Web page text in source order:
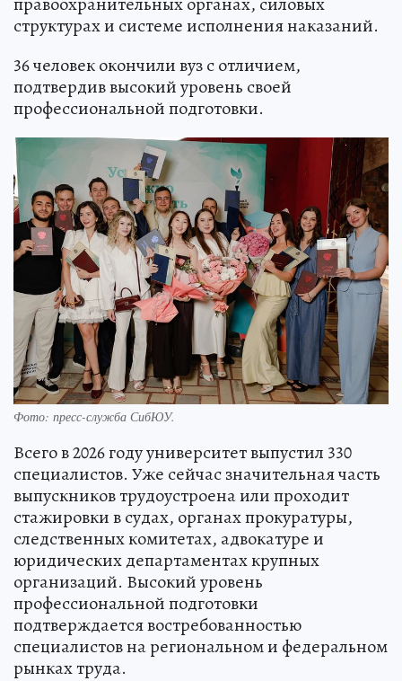
структурах и системе исполнения наказаний.
36 человек окончили вуз с отличием,
подтвердив высокий уровень своей
профессиональной подготовки.
Фото: пресс-служба СибЮУ.
Всего в 2026 году университет выпустил 330
специалистов. Уже сейчас значительная часть
выпускников трудоустроена или проходит
стажировки в судах, органах прокуратуры,
следственных комитетах, адвокатуре и
юридических департаментах крупных
организаций. Высокий уровень
профессиональной подготовки
подтверждается востребованностью
специалистов на региональном и федеральном
рынках труда.